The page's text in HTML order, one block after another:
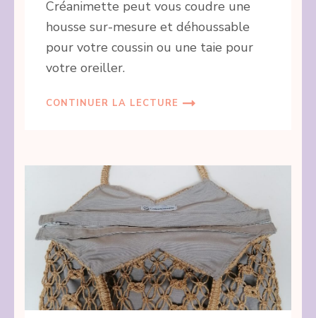
Créanimette peut vous coudre une
housse sur-mesure et déhoussable
pour votre coussin ou une taie pour
votre oreiller.
CONTINUER LA LECTURE